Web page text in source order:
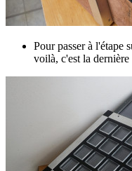
Pour passer à l'étape
voilà, c'est la